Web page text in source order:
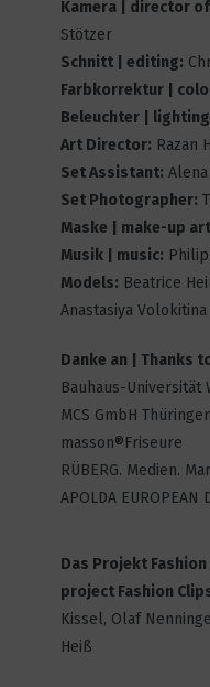
Back in
13
THE
9
A Line
7
Kamera | director
Stötzer
Schnitt | editing:
Farbkorrektur |
Beleuchter |
Art Director: Razan
Set Assistant:
Set Photographer:
Maske | make-up
Musik | music:
Models: Beatrice
Anastasiya Volokitina
Danke an | Thanks
Bauhaus-Universität
MCS GmbH Thüringen
masson®Friseure
RÜBERG. Medien.
APOLDA EUROPEAN
Das Projekt
project Fashion
Kissel, Olaf
Heiß